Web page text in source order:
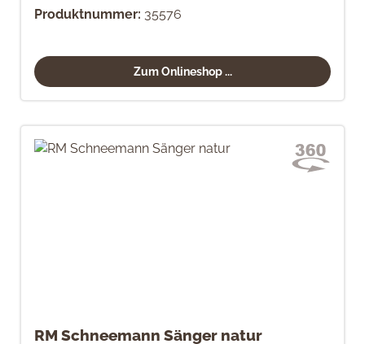
Produktnummer: 35576
Zum Onlineshop ...
RM Schneemann Sänger natur